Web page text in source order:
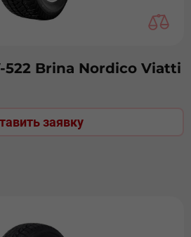
522 Brina Nordico Viatti
заявку